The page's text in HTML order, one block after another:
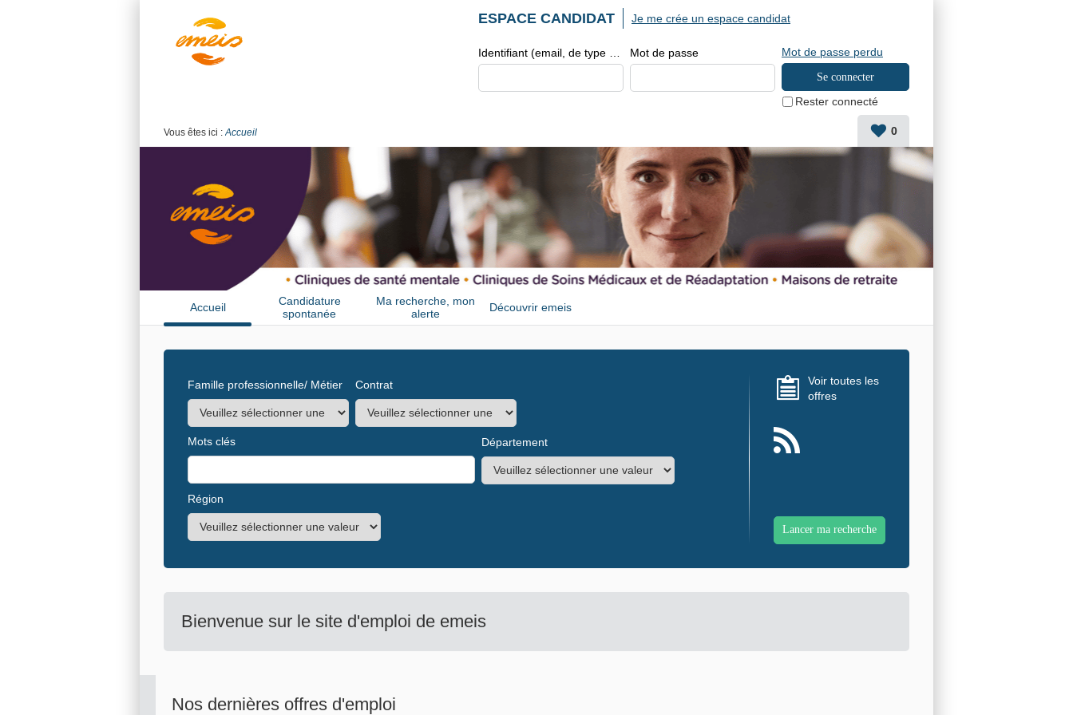
ESPACE CANDIDAT
Mot de passe
Rester connecté
Mot de passe perdu
Je me crée un espace candidat
Vous êtes ici : Accueil 0
Accueil
Candidature
spontanée
Ma recherche, mon
alerte
Découvrir emeis
Famille professionnelle/ Métier Contrat
Mots clés Département
Région
Voir toutes les
offres
Bienvenue sur le site d'emploi de emeis
Nos dernières offres d'emploi